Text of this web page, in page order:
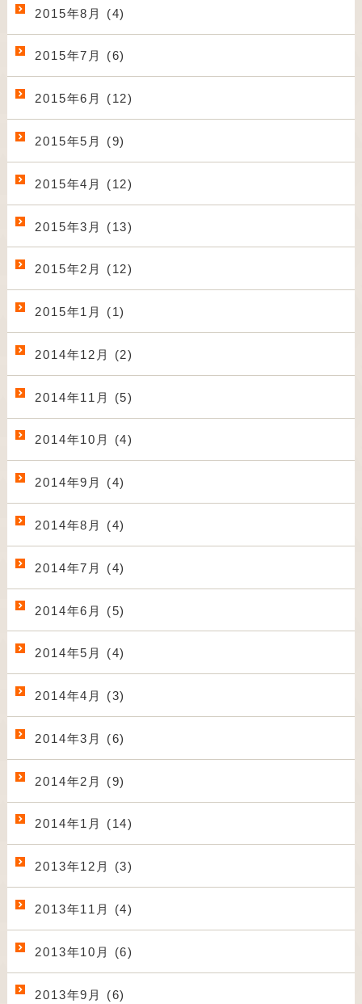
2015年8月 (4)
2015年7月 (6)
2015年6月 (12)
2015年5月 (9)
2015年4月 (12)
2015年3月 (13)
2015年2月 (12)
2015年1月 (1)
2014年12月 (2)
2014年11月 (5)
2014年10月 (4)
2014年9月 (4)
2014年8月 (4)
2014年7月 (4)
2014年6月 (5)
2014年5月 (4)
2014年4月 (3)
2014年3月 (6)
2014年2月 (9)
2014年1月 (14)
2013年12月 (3)
2013年11月 (4)
2013年10月 (6)
2013年9月 (6)